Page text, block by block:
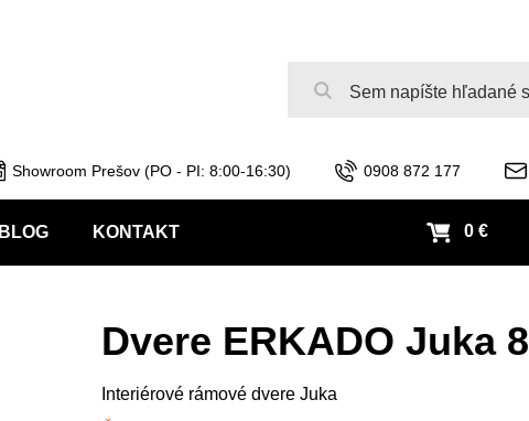
BLOG KONTAKT
Showroom Prešov (PO - PI: 8:00-16:30) 0908 872 177
0 €
Dvere ERKADO Juka 8
Interiérové rámové dvere Juka